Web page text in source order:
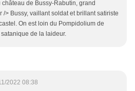
de Bussy-Rabutin, grand
/> Bussy, vaillant soldat et brillant satiriste
On est loin du Pompidolium de
de la laideur.
2022 08:38